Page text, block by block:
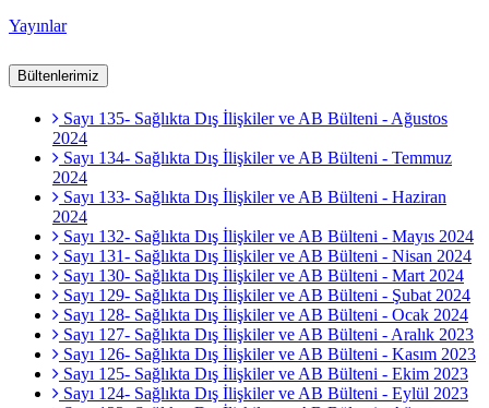
Yayınlar
Bültenlerimiz
Sayı 135- Sağlıkta Dış İlişkiler ve AB Bülteni - Ağustos
2024
Sayı 134- Sağlıkta Dış İlişkiler ve AB Bülteni - Temmuz
2024
Sayı 133- Sağlıkta Dış İlişkiler ve AB Bülteni - Haziran
2024
Sayı 132- Sağlıkta Dış İlişkiler ve AB Bülteni - Mayıs 2024
Sayı 131- Sağlıkta Dış İlişkiler ve AB Bülteni - Nisan 2024
Sayı 130- Sağlıkta Dış İlişkiler ve AB Bülteni - Mart 2024
Sayı 129- Sağlıkta Dış İlişkiler ve AB Bülteni - Şubat 2024
Sayı 128- Sağlıkta Dış İlişkiler ve AB Bülteni - Ocak 2024
Sayı 127- Sağlıkta Dış İlişkiler ve AB Bülteni - Aralık 2023
Sayı 126- Sağlıkta Dış İlişkiler ve AB Bülteni - Kasım 2023
Sayı 125- Sağlıkta Dış İlişkiler ve AB Bülteni - Ekim 2023
Sayı 124- Sağlıkta Dış İlişkiler ve AB Bülteni - Eylül 2023